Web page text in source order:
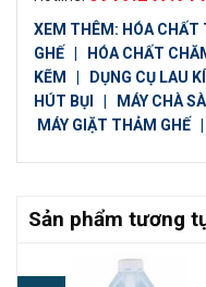
XEM THÊM: HÓA CHẤT
GHẾ | HÓA CHẤT
KẼM
| DỤNG CỤ LAU
HÚT BỤI
| MÁY CHÀ
MÁY GIẶT THẢM GHẾ |
Sản phẩm tương